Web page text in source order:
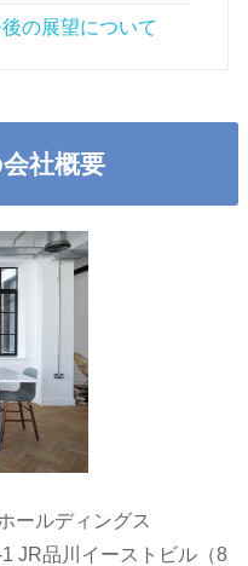
の展望について
社概要
ールディングス
JR品川イーストビル（8